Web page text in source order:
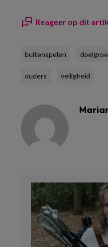
Reageer op dit
buitenspelen
ouders veiligheid